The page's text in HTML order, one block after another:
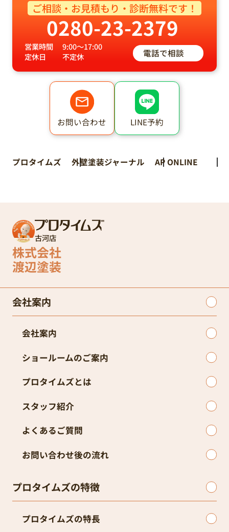
ご相談・お見積もり・診断無料です！
0280-23-2379
営業時間
9:00～17:00
定休日
不定休 電話で相談
お問い合わせ LINE予約
プロタイムズ 外壁塗装ジャーナル AP ONLINE
古河店
株式会社
渡辺塗装
会社案内
会社案内
ショールームのご案内
プロタイムズとは
スタッフ紹介
よくあるご質問
お問い合わせ後の流れ
プロタイムズの特徴
プロタイムズの特長